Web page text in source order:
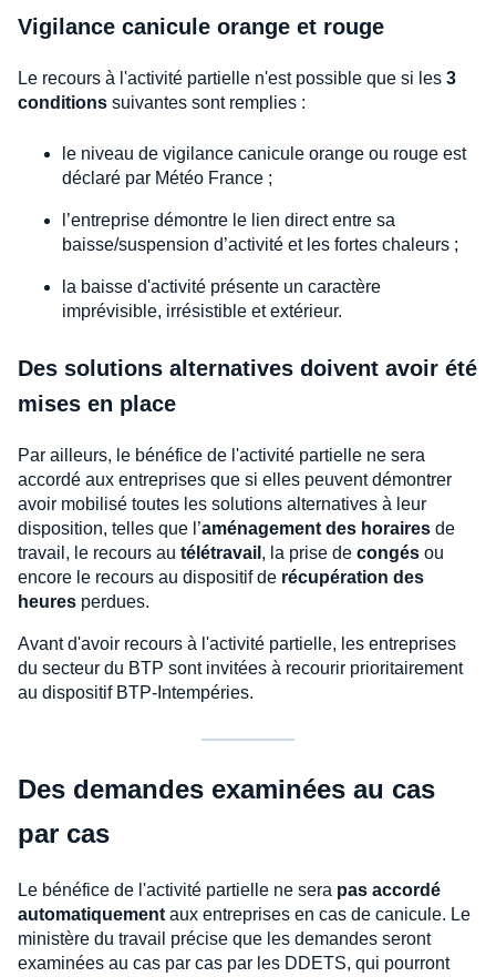
Vigilance canicule orange et rouge
Le recours à l'activité partielle n'est possible que si les 3
conditions suivantes sont remplies :
le niveau de vigilance canicule orange ou rouge est
déclaré par Météo France ;
l’entreprise démontre le lien direct entre sa
baisse/suspension d’activité et les fortes chaleurs ;
la baisse d'activité présente un caractère
imprévisible, irrésistible et extérieur.
Des solutions alternatives doivent avoir été
mises en place
Par ailleurs, le bénéfice de l'activité partielle ne sera
accordé aux entreprises que si elles peuvent démontrer
avoir mobilisé toutes les solutions alternatives à leur
disposition, telles que l’aménagement des horaires de
travail, le recours au télétravail , la prise de congés ou
encore le recours au dispositif de récupération des
heures perdues.
Avant d'avoir recours à l'activité partielle, les entreprises
du secteur du BTP sont invitées à recourir prioritairement
au dispositif BTP-Intempéries.
Des demandes examinées au cas
par cas
Le bénéfice de l'activité partielle ne sera pas accordé
automatiquementaux entreprises en cas de canicule. Le
ministère du travail précise que les demandes seront
examinées au cas par cas par les DDETS, qui pourront